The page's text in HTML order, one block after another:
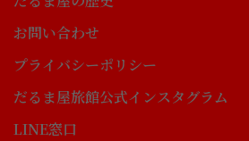
お問い合わせ
プライバシーポリシー
だるま屋旅館公式インスタグラム
LINE窓口